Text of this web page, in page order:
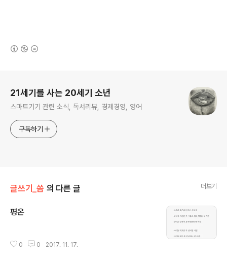
21세기를 사는 20세기 소년
스마트기기 관련 소식, 독서리뷰, 경제경영, 영어
구독하기
글쓰기_씀 의 다른 글 더보기
평온
0 0 2017. 11. 17.